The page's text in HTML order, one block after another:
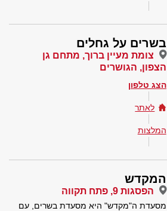
בשרים על גחלים
צומת מעיין ברוך, מתחם גן
הצפון, הגושרים
הצג טלפון
לאתר
המלצות
המקדש
הפסגות 9, פתח תקווה
מסעדת ה"מקדש" היא מסעדת בשרים, עם